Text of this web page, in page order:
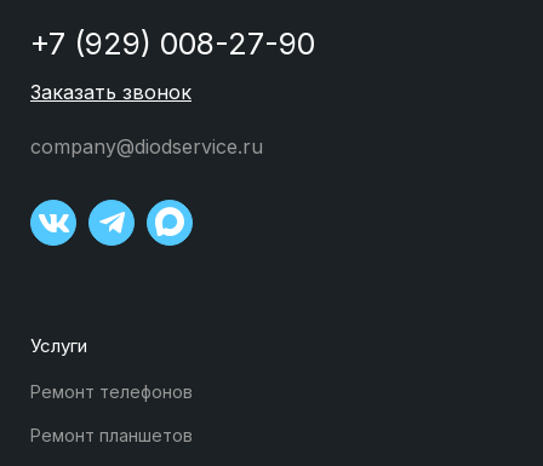
+7 (929) 008-27-90
Заказать звонок
company@diodservice.ru
Услуги
Ремонт телефонов
Ремонт планшетов